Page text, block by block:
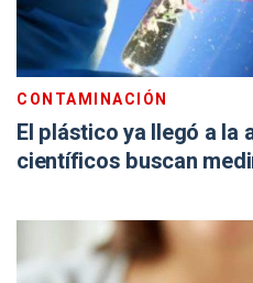
CONTAMINACIÓN
El plástico ya llegó a la
científicos buscan